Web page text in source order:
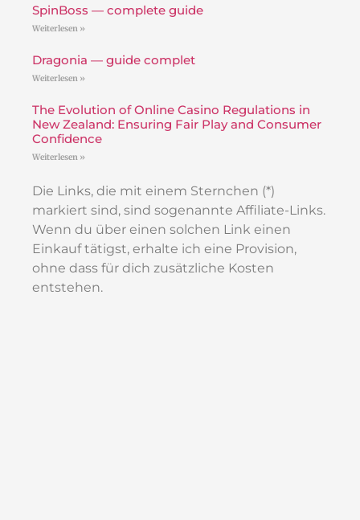
SpinBoss — complete guide
Weiterlesen »
Dragonia — guide complet
Weiterlesen »
The Evolution of Online Casino Regulations in
New Zealand: Ensuring Fair Play and Consumer
Confidence
Weiterlesen »
Die Links, die mit einem Sternchen (*)
markiert sind, sind sogenannte Affiliate-Links.
Wenn du über einen solchen Link einen
Einkauf tätigst, erhalte ich eine Provision,
ohne dass für dich zusätzliche Kosten
entstehen.